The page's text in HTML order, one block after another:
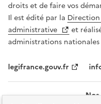
droits et de faire vos
Il est édité par la
administrative
et
administrations
legifrance.gouv.fr
Nos